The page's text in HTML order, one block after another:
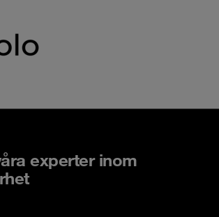
experter inom